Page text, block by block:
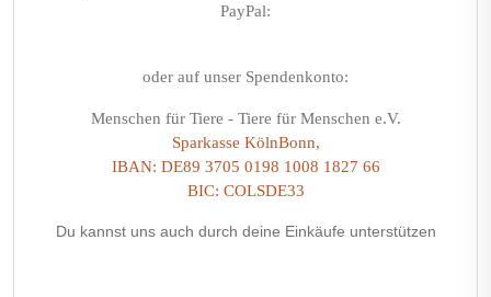
PayPal:
oder auf unser Spendenkonto:
Menschen für Tiere - Tiere für Menschen e.V.
Sparkasse KölnBonn,
IBAN: DE89 3705 0198 1008 1827 66
BIC: COLSDE33
Du kannst uns auch durch deine Einkäufe unterstützen